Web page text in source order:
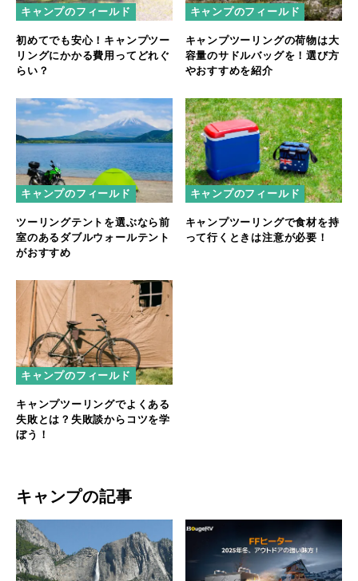
キャンプのフィールド
初めてでも安心！キャンプツー
リングにかかる費用ってどれぐ
らい？
キャンプのフィールド
キャンプツーリングの荷物は大
容量のサドルバッグを！選び方
やおすすめを紹介
キャンプのフィールド
ツーリングテントを選ぶなら前
室のあるダブルウォールテント
がおすすめ
キャンプのフィールド
キャンプツーリングで食材を持
って行くときは注意が必要！
キャンプのフィールド
キャンプツーリングでよくある
失敗とは？失敗談からコツを学
ぼう！
キャンプの記事